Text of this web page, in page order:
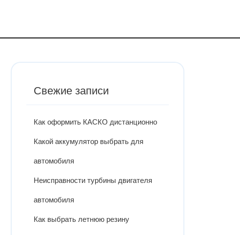
Свежие записи
Как оформить КАСКО дистанционно
Какой аккумулятор выбрать для
автомобиля
Неисправности турбины двигателя
автомобиля
Как выбрать летнюю резину